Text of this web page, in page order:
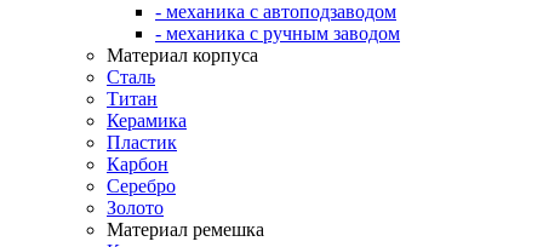
- механика с автоподзаводом
- механика с ручным заводом
Материал корпуса
Сталь
Титан
Керамика
Пластик
Карбон
Серебро
Золото
Материал ремешка